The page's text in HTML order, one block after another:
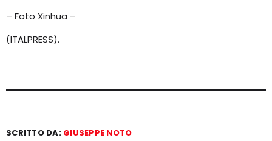
– Foto Xinhua –
(ITALPRESS).
SCRITTO DA: GIUSEPPE NOTO